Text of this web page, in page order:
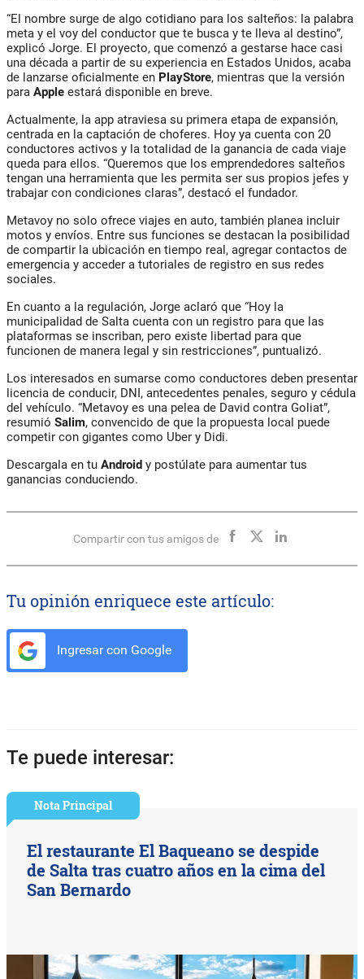
“El nombre surge de algo cotidiano para los salteños: la palabra
meta y el voy del conductor que te busca y te lleva al destino”,
explicó Jorge. El proyecto, que comenzó a gestarse hace casi
una década a partir de su experiencia en Estados Unidos, acaba
de lanzarse oficialmente en PlayStore, mientras que la versión
para Apple estará disponible en breve.
Actualmente, la app atraviesa su primera etapa de expansión,
centrada en la captación de choferes. Hoy ya cuenta con 20
conductores activos y la totalidad de la ganancia de cada viaje
queda para ellos. “Queremos que los emprendedores salteños
tengan una herramienta que les permita ser sus propios jefes y
trabajar con condiciones claras”, destacó el fundador.
Metavoy no solo ofrece viajes en auto, también planea incluir
motos y envíos. Entre sus funciones se destacan la posibilidad
de compartir la ubicación en tiempo real, agregar contactos de
emergencia y acceder a tutoriales de registro en sus redes
sociales.
En cuanto a la regulación, Jorge aclaró que “Hoy la
municipalidad de Salta cuenta con un registro para que las
plataformas se inscriban, pero existe libertad para que
funcionen de manera legal y sin restricciones”, puntualizó.
Los interesados en sumarse como conductores deben presentar
licencia de conducir, DNI, antecedentes penales, seguro y cédula
del vehículo. “Metavoy es una pelea de David contra Goliat”,
resumió Salim, convencido de que la propuesta local puede
competir con gigantes como Uber y Didi.
Descargala en tu Android y postúlate para aumentar tus
ganancias conduciendo.
Compartir con tus amigos de
Tu opinión enriquece este artículo:
Ingresar con Google
Te puede interesar:
Nota Principal
El restaurante El Baqueano se despide
de Salta tras cuatro años en la cima del
San Bernardo